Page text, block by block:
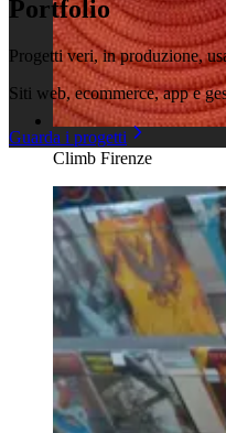
Climb Firenze
Portfolio
Progetti veri, in produzione,
Siti web, ecommerce, app e
Guarda i progetti